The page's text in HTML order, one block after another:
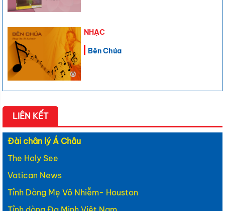
NHẠC
Bên Chúa
LIÊN KẾT
Đài chân lý Á Châu
The Holy See
Vatican News
Tỉnh Dòng Mẹ Vô Nhiễm- Houston